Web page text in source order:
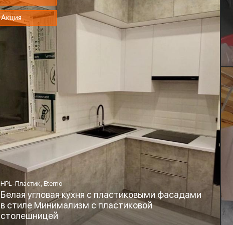
Акция
HPL-Пластик, Eterno
Белая угловая кухня с пластиковыми фасадами
в стиле Минимализм с пластиковой
столешницей